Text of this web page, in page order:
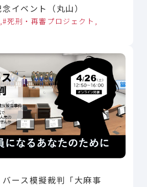
イベント（丸山）
死刑・再審プロジェクト
バース模擬裁判「大麻事